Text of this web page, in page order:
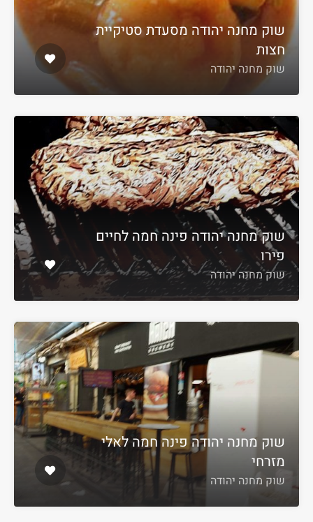
שוק מחנה יהודה מסעדת סטיקיית
חצות
שוק מחנה יהודה
שוק מחנה יהודה פינה חמה לחיים
פירו
שוק מחנה יהודה
שוק מחנה יהודה פינה חמה לאלי
מזרחי
שוק מחנה יהודה